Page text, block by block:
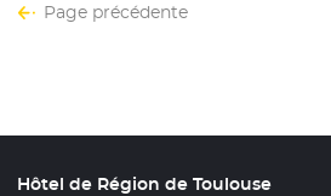
Page précédente
Hôtel de Région de Toulouse